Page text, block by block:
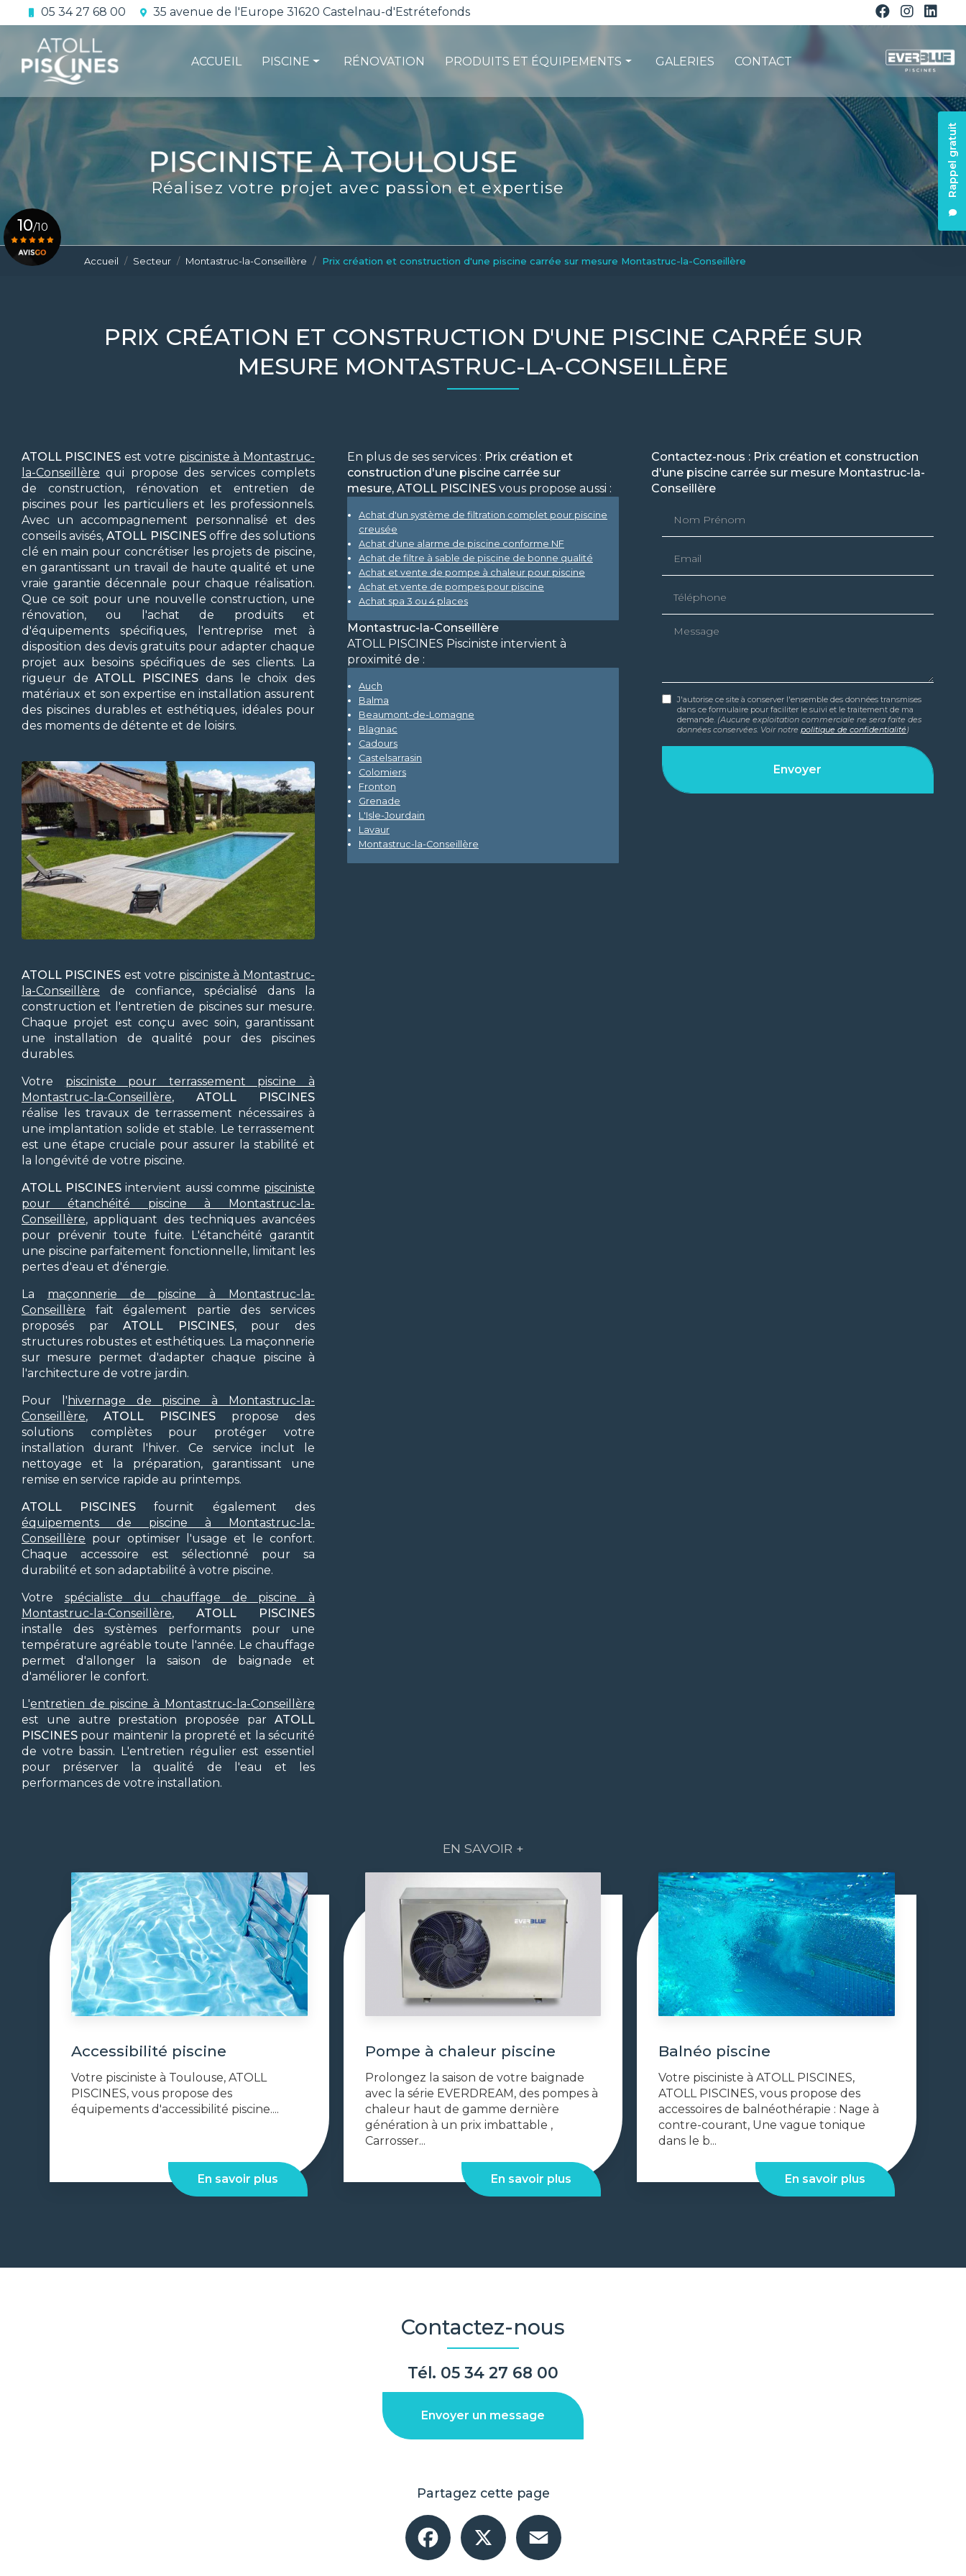
au
contenu
principal
05 34 27 68 00 35 avenue de l'Europe 31620 Castelnau-d'Estrétefonds
Rappel gratuit
ACCUEIL PISCINE
L'étanchéité
La conformité
Le contrat d'entretien
RÉNOVATION PRODUITS ET ÉQUIPEMENTS
Les pompes à chaleur
La filtration
Les robots piscines
Volets et sécurité
La stérilisation
Les abris
Spas-Balnéo
GALERIES CONTACT
Réalisez votre projet avec passion et expertise
10/10
Accueil Secteur Montastruc-la-Conseillère Prix création et construction d'une piscine carrée sur mesure Montastruc-la-Conseillère
PRIX CRÉATION ET CONSTRUCTION D'UNE PISCINE CARRÉE SUR
MESURE MONTASTRUC-LA-CONSEILLÈRE
ATOLL PISCINES est votre pisciniste à Montastruc-
la-Conseillère qui propose des services complets
de construction, rénovation et entretien de
piscines pour les particuliers et les professionnels.
Avec un accompagnement personnalisé et des
conseils avisés, ATOLL PISCINESoffre des solutions
clé en main pour concrétiser les projets de piscine,
en garantissant un travail de haute qualité et une
vraie garantie décennale pour chaque réalisation.
Que ce soit pour une nouvelle construction, une
rénovation, ou l'achat de produits et
d'équipements spécifiques, l'entreprise met à
disposition des devis gratuits pour adapter chaque
projet aux besoins spécifiques de ses clients. La
rigueur deATOLL PISCINES dans le choix des
matériaux et son expertise en installation assurent
des piscines durables et esthétiques, idéales pour
des moments de détente et de loisirs.
ATOLL PISCINES est votre pisciniste à Montastruc-
la-Conseillère de confiance, spécialisé dans la
construction et l'entretien de piscines sur mesure.
Chaque projet est conçu avec soin, garantissant
une installation de qualité pour des piscines
durables.
Votre pisciniste pour terrassement piscine à
Montastruc-la-Conseillère, ATOLL PISCINES
réalise les travaux de terrassement nécessaires à
une implantation solide et stable. Le terrassement
est une étape cruciale pour assurer la stabilité et
la longévité de votre piscine.
ATOLL PISCINES intervient aussi comme pisciniste
pour étanchéité piscine à Montastruc-la-
Conseillère, appliquant des techniques avancées
pour prévenir toute fuite. L'étanchéité garantit
une piscine parfaitement fonctionnelle, limitant les
pertes d'eau et d'énergie.
La maçonnerie de piscine à Montastruc-la-
Conseillère fait également partie des services
proposés parATOLL PISCINES, pour des
structures robustes et esthétiques. La maçonnerie
sur mesure permet d'adapter chaque piscine à
l'architecture de votre jardin.
Pour l' hivernage de piscine à Montastruc-la-
Conseillère, ATOLL PISCINES propose des
solutions complètes pour protéger votre
installation durant l'hiver. Ce service inclut le
nettoyage et la préparation, garantissant une
remise en service rapide au printemps.
ATOLL PISCINES fournit également des
équipements de piscine à Montastruc-la-
Conseillère pour optimiser l'usage et le confort.
Chaque accessoire est sélectionné pour sa
durabilité et son adaptabilité à votre piscine.
Votre spécialiste du chauffage de piscine à
Montastruc-la-Conseillère, ATOLL PISCINES
installe des systèmes performants pour une
température agréable toute l'année. Le chauffage
permet d'allonger la saison de baignade et
d'améliorer le confort.
L'entretien de piscine à Montastruc-la-Conseillère
est une autre prestation proposée par ATOLL
PISCINES pour maintenir la propreté et la sécurité
de votre bassin. L'entretien régulier est essentiel
pour préserver la qualité de l'eau et les
performances de votre installation.
En plus de ses services : Prix création et
construction d'une piscine carrée sur
mesure, ATOLL PISCINESvous propose aussi :
Achat d'un système de filtration complet pour piscine
creusée
Achat d'une alarme de piscine conforme NF
Achat de filtre à sable de piscine de bonne qualité
Achat et vente de pompe à chaleur pour piscine
Achat et vente de pompes pour piscine
Achat spa 3 ou 4 places
Montastruc-la-Conseillère
ATOLL PISCINES Pisciniste intervient à
proximité de :
Auch
Balma
Beaumont-de-Lomagne
Blagnac
Cadours
Castelsarrasin
Colomiers
Fronton
Grenade
L'Isle-Jourdain
Lavaur
Montastruc-la-Conseillère
Contactez-nous : Prix création et construction
d'une piscine carrée sur mesure Montastruc-la-
Conseillère
Message
J'autorise ce site à conserver l'ensemble des données transmises
dans ce formulaire pour faciliter le suivi et le traitement de ma
demande. (Aucune exploitation commerciale ne sera faite des
données conservées. Voir notre politique de confidentialité)
EN SAVOIR +
Accessibilité piscine
Votre pisciniste à Toulouse, ATOLL
PISCINES, vous propose des
équipements d'accessibilité piscine....
En savoir plus
Pompe à chaleur piscine
Prolongez la saison de votre baignade
avec la série EVERDREAM, des pompes à
chaleur haut de gamme dernière
génération à un prix imbattable ,
Carrosser...
En savoir plus
Balnéo piscine
Votre pisciniste à ATOLL PISCINES,
ATOLL PISCINES, vous propose des
accessoires de balnéothérapie : Nage à
contre-courant, Une vague tonique
dans le b...
En savoir plus
Contactez-nous
Tél. 05 34 27 68 00
Envoyer un message
Partagez cette page
Facebook